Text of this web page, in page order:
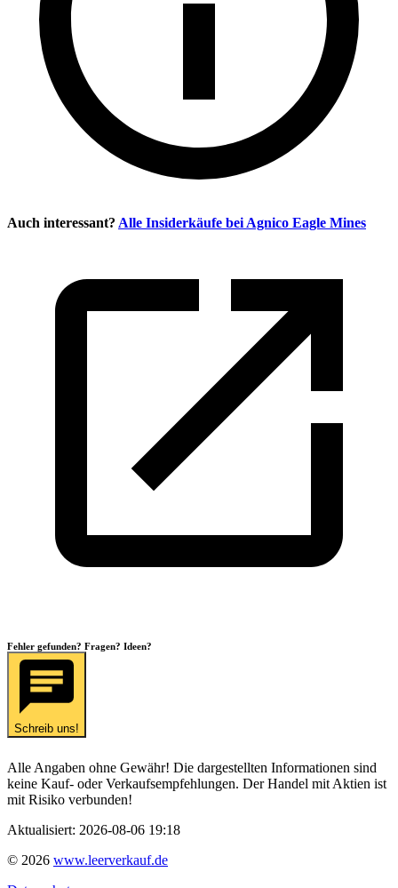
Auch interessant? Alle Insiderkäufe bei Agnico Eagle Mines
Fehler gefunden? Fragen? Ideen?
Schreib uns!
Alle Angaben ohne Gewähr! Die dargestellten Informationen sind
keine Kauf- oder Verkaufsempfehlungen. Der Handel mit Aktien ist
mit Risiko verbunden!
Aktualisiert: 2026-08-06 19:18
© 2026 www.leerverkauf.de